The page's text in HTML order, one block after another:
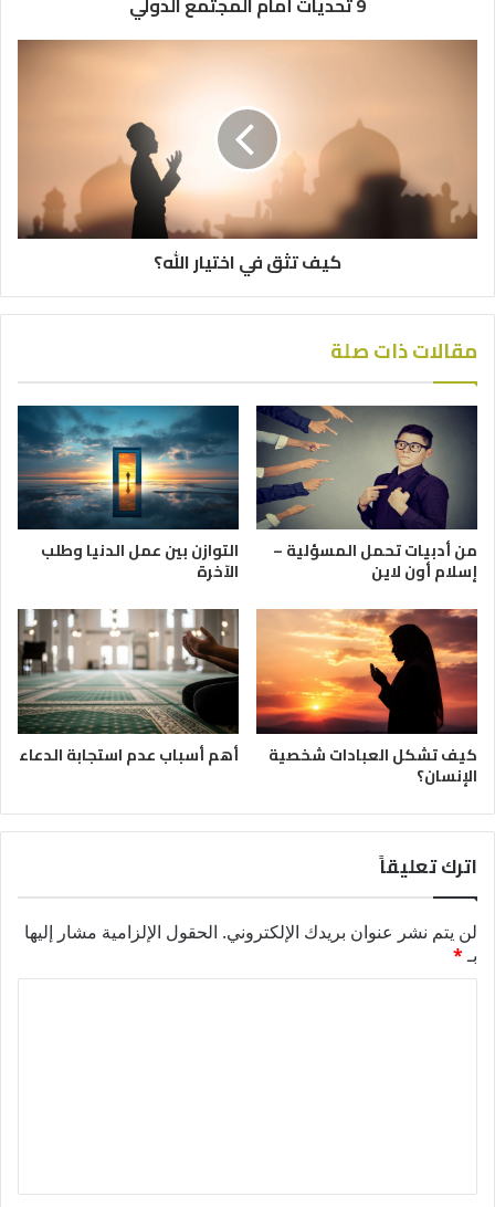
كيف تثق في اختيار الله؟
مقالات ذات صلة
من أدبيات تحمل المسؤلية –
إسلام أون لاين
التوازن بين عمل الدنيا وطلب
الآخرة
كيف تشكل العبادات شخصية
الإنسان؟
أهم أسباب عدم استجابة الدعاء
اترك تعليقاً
لن يتم نشر عنوان بريدك الإلكتروني. الحقول الإلزامية مشار إليها
بـ*
ق